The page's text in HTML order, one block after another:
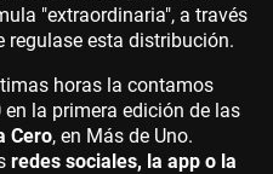
"extraordinaria", a través
regulase esta distribución.
horas la contamos
en la primera edición de las
Cero, en Más de Uno.
redes sociales, la app o la